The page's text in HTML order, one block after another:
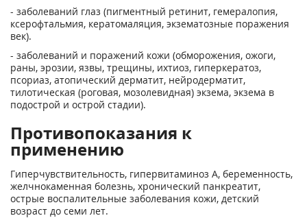
- заболеваний глаз (пигментный ретинит, гемералопия,
ксерофтальмия, кератомаляция, экзематозные поражения
век).
- заболеваний и поражений кожи (обморожения, ожоги,
раны, эрозии, язвы, трещины, ихтиоз, гиперкератоз,
псориаз, атопический дерматит, нейродерматит,
тилотическая (роговая, мозолевидная) экзема, экзема в
подострой и острой стадии).
Противопоказания к
применению
Гиперчувствительность, гипервитаминоз А, беременность,
желчнокаменная болезнь, хронический панкреатит,
острые воспалительные заболевания кожи, детский
возраст до семи лет.